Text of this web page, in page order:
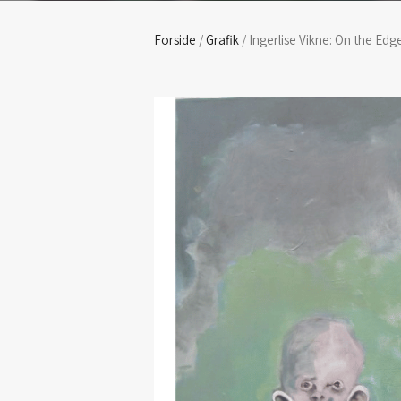
Forside /Grafik / Ingerlise Vikne: On the